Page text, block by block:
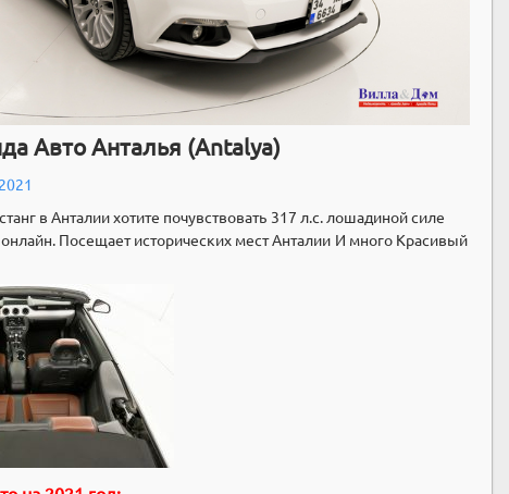
Авто Анталья (Antalya)
в Анталии хотите почувствовать 317 л.с. лошадиной силе
Посещает исторических мест Анталии И много Красивый